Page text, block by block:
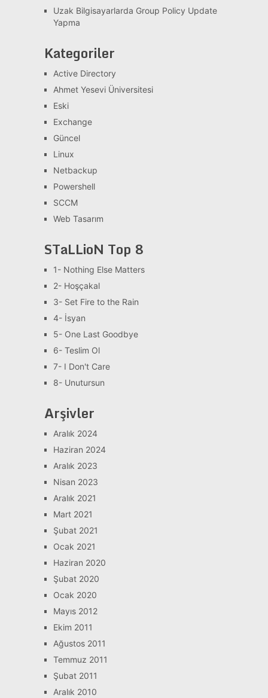
Uzak Bilgisayarlarda Group Policy Update
Yapma
Kategoriler
Active Directory
Ahmet Yesevi Üniversitesi
Eski
Exchange
Güncel
Linux
Netbackup
Powershell
SCCM
Web Tasarım
STaLLioN Top 8
1- Nothing Else Matters
2- Hoşçakal
3- Set Fire to the Rain
4- İsyan
5- One Last Goodbye
6- Teslim Ol
7- I Don't Care
8- Unutursun
Arşivler
Aralık 2024
Haziran 2024
Aralık 2023
Nisan 2023
Aralık 2021
Mart 2021
Şubat 2021
Ocak 2021
Haziran 2020
Şubat 2020
Ocak 2020
Mayıs 2012
Ekim 2011
Ağustos 2011
Temmuz 2011
Şubat 2011
Aralık 2010